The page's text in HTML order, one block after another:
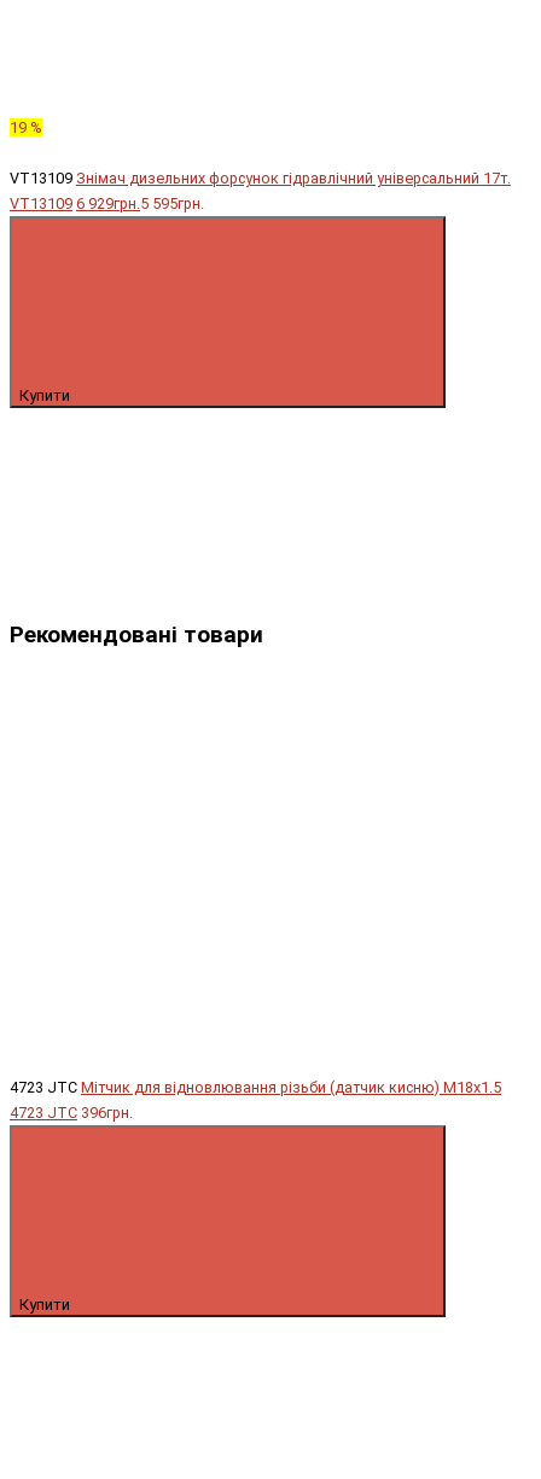
19 %
VT13109 Знімач дизельних форсунок гідравлічний універсальний 17т.
VT13109 6 929грн.5 595грн.
Купити
Рекомендовані товари
4723 JTC Мітчик для відновлювання різьби (датчик кисню) М18х1.5
4723 JTC 396грн.
Купити